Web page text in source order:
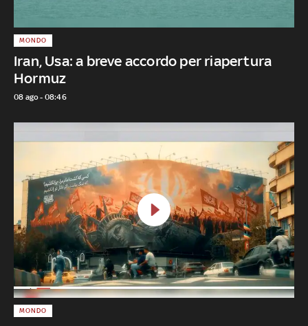
Iran, Usa: a breve accordo per riapertura
Hormuz
MONDO
08 ago - 08:46
MONDO